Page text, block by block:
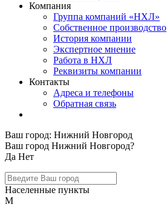
Компания
Группа компаний «НХЛ»
Собственное производство
История компании
Экспертное мнение
Работа в НХЛ
Реквизиты компании
Контакты
Адреса и телефоны
Обратная связь
Ваш город: Нижний Новгород
Ваш город Нижний Новгород?
Да Нет
Населенные пункты
М